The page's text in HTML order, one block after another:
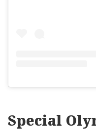
Special